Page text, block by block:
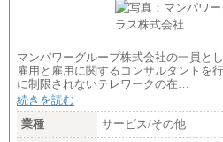
マンパワーグループ株式会社の一員と
雇用と雇用に関するコンサルタントを
に制限されないテレワークの在…
続きを読む
業種
サービス/その他